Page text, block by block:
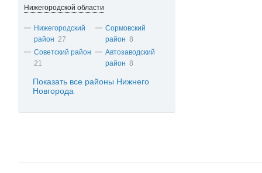
Нижегородской области
Нижегородский
район 27
Советский район
21
Сормовский
район 8
Автозаводский
район 8
Показать все районы Нижнего
Новгорода